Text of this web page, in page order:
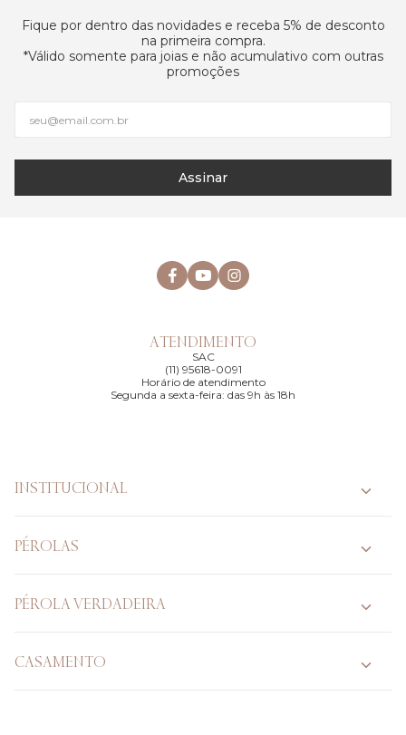
Fique por dentro das novidades e receba 5% de desconto
na primeira compra.
*Válido somente para joias e não acumulativo com outras
promoções
Assinar
ATENDIMENTO
SAC
(11) 95618-0091
Horário de atendimento
Segunda a sexta-feira: das 9h às 18h
INSTITUCIONAL
PÉROLAS
PÉROLA VERDADEIRA
CASAMENTO